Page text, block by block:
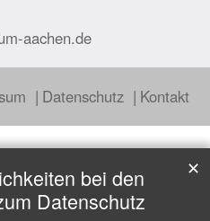
aachen.de
Datenschutz Kontakt
bei den
Datenschutz
✕